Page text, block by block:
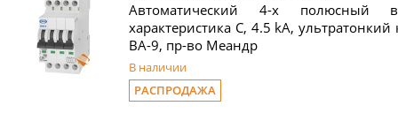
Автоматический 4-х полюсный
характеристика C, 4.5 kA,
ВА-9, пр-во Меандр
В наличии
РАСПРОДАЖА